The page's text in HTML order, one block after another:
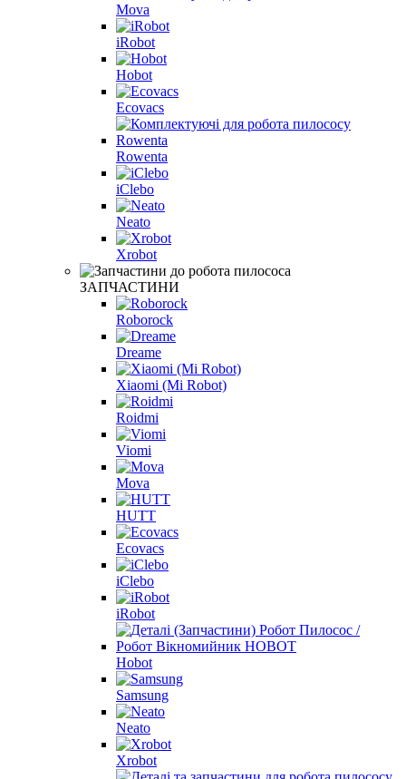
Mova
iRobot
Hobot
Ecovacs
Rowenta
iClebo
Neato
Xrobot
ЗАПЧАСТИНИ
Roborock
Dreame
Xiaomi (Mi Robot)
Roidmi
Viomi
Mova
HUTT
Ecovacs
iClebo
iRobot
Hobot
Samsung
Neato
Xrobot